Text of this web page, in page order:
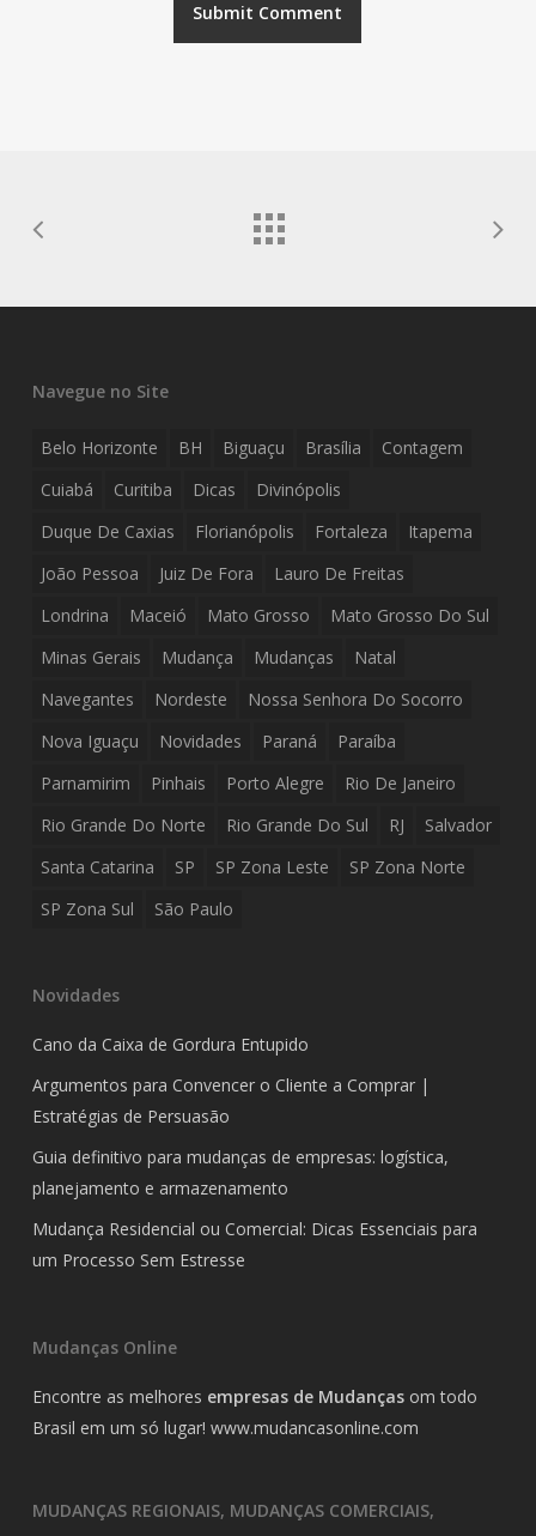
Navegue no Site
Belo Horizonte BH Biguaçu Brasília
Contagem
Cuiabá
Curitiba Dicas
Divinópolis
Duque De Caxias
Florianópolis Fortaleza
Itapema
João Pessoa
Juiz De Fora
Lauro De Freitas
Londrina
Maceió Mato Grosso
Mato Grosso Do Sul
Minas Gerais
Mudança Mudanças
Natal
Navegantes
Nordeste
Nossa Senhora Do Socorro
Nova Iguaçu
Novidades Paraná
Paraíba
Parnamirim
Pinhais Porto Alegre
Rio De Janeiro
Rio Grande Do Norte
Rio Grande Do Sul RJ
Salvador
Santa Catarina
SP SP Zona Leste
SP Zona Norte
SP Zona Sul
São Paulo
Novidades
Cano da Caixa de Gordura Entupido
Argumentos para Convencer o Cliente a Comprar |
Estratégias de Persuasão
Guia definitivo para mudanças de empresas: logística,
planejamento e armazenamento
Mudança Residencial ou Comercial: Dicas Essenciais para
um Processo Sem Estresse
Mudanças Online
Encontre as melhores empresas de Mudançasom todo
Brasil em um só lugar! www.mudancasonline.com
MUDANÇAS REGIONAIS, MUDANÇAS COMERCIAIS,